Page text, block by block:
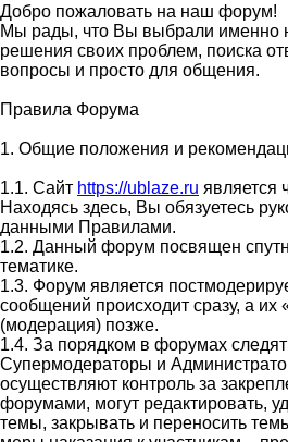
Добро пожаловать на наш форум!
Мы рады, что Вы выбрали именно
решения своих проблем, поиска
вопросы и просто для общения.
Правила Форума
1. Общие положения и
1.1. Сайт https://ublaze.ru является
Находясь здесь, Вы обязуетесь
данными Правилами.
1.2. Данный форум посвящен
тематике.
1.3. Форум является
сообщений происходит сразу, а
(модерация) позже.
1.4. За порядком в форумах
Супермодераторы и
осуществляют контроль за
форумами, могут редактировать,
темы, закрывать и переносить